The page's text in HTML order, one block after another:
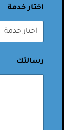
اختار خدمة
رسالتك